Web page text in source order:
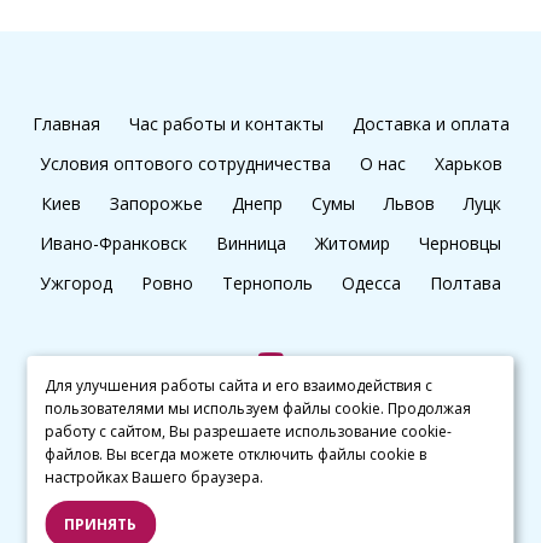
Главная Час работы и контакты
Доставка и оплата
Условия оптового сотрудничества
О нас
Харьков
Киев
Запорожье Днепр Сумы Львов
Луцк
Ивано-Франковск
Винница Житомир
Черновцы
Ужгород
Ровно Тернополь Одесса Полтава
+38 (097) 045 65 77
© kalibri.top 2016–2026
Для улучшения работы сайта и его взаимодействия с
пользователями мы используем файлы cookie. Продолжая
работу с сайтом, Вы разрешаете использование cookie-
файлов. Вы всегда можете отключить файлы cookie в
настройках Вашего браузера.
ПРИНЯТЬ